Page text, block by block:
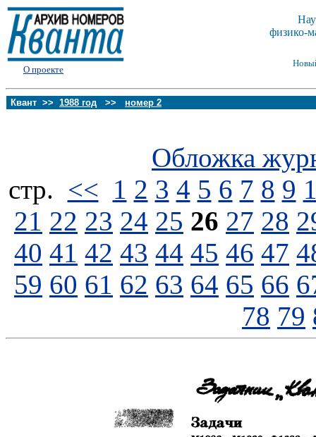
О проекте
физико-
Квант >> 1988 год >> номер 2
Обложка
стp. << 1 2 3 4 5 6 7 8 9
21 22 23 24 25 26 27 28
40 41 42 43 44 45 46 47
59 60 61 62 63 64 65 66
78 79